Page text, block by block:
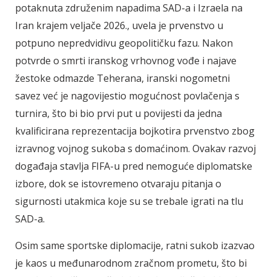
potaknuta združenim napadima SAD-a i Izraela na
Iran krajem veljače 2026., uvela je prvenstvo u
potpuno nepredvidivu geopolitičku fazu. Nakon
potvrde o smrti iranskog vrhovnog vođe i najave
žestoke odmazde Teherana, iranski nogometni
savez već je nagovijestio mogućnost povlačenja s
turnira, što bi bio prvi put u povijesti da jedna
kvalificirana reprezentacija bojkotira prvenstvo zbog
izravnog vojnog sukoba s domaćinom. Ovakav razvoj
događaja stavlja FIFA-u pred nemoguće diplomatske
izbore, dok se istovremeno otvaraju pitanja o
sigurnosti utakmica koje su se trebale igrati na tlu
SAD-a.
Osim same sportske diplomacije, ratni sukob izazvao
je kaos u međunarodnom zračnom prometu, što bi